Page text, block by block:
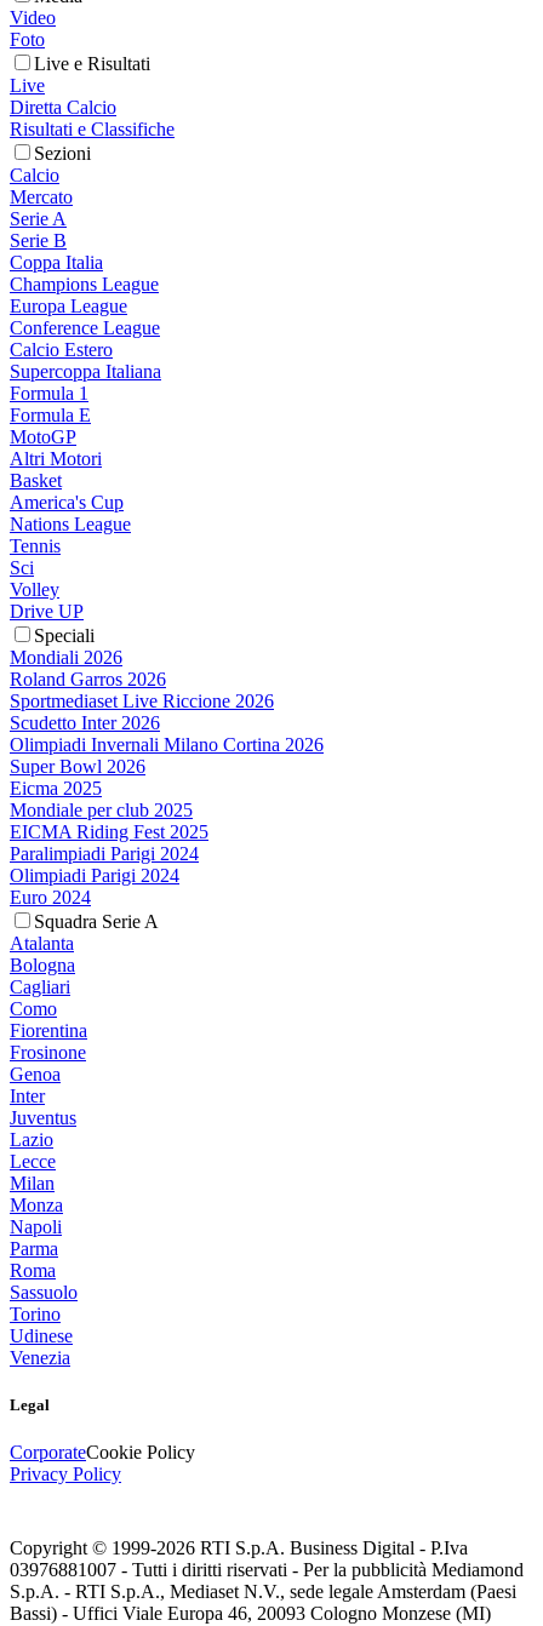
Video
Foto
Live e Risultati
Live
Diretta Calcio
Risultati e Classifiche
Sezioni
Calcio
Mercato
Serie A
Serie B
Coppa Italia
Champions League
Europa League
Conference League
Calcio Estero
Supercoppa Italiana
Formula 1
Formula E
MotoGP
Altri Motori
Basket
America's Cup
Nations League
Tennis
Sci
Volley
Drive UP
Speciali
Mondiali 2026
Roland Garros 2026
Sportmediaset Live Riccione 2026
Scudetto Inter 2026
Olimpiadi Invernali Milano Cortina 2026
Super Bowl 2026
Eicma 2025
Mondiale per club 2025
EICMA Riding Fest 2025
Paralimpiadi Parigi 2024
Olimpiadi Parigi 2024
Euro 2024
Squadra Serie A
Atalanta
Bologna
Cagliari
Como
Fiorentina
Frosinone
Genoa
Inter
Juventus
Lazio
Lecce
Milan
Monza
Napoli
Parma
Roma
Sassuolo
Torino
Udinese
Venezia
Legal
CorporateCookie Policy
Privacy Policy
Copyright © 1999-2026 RTI S.p.A. Business Digital - P.Iva
03976881007 - Tutti i diritti riservati - Per la pubblicità Mediamond
S.p.A. - RTI S.p.A., Mediaset N.V., sede legale Amsterdam (Paesi
Bassi) - Uffici Viale Europa 46, 20093 Cologno Monzese (MI)